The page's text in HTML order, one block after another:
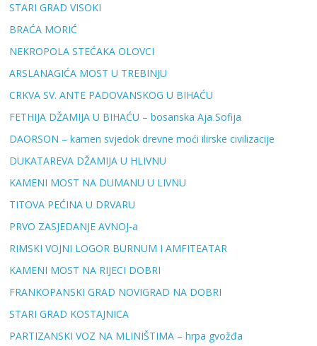
STARI GRAD VISOKI
BRAĆA MORIĆ
NEKROPOLA STEĆAKA OLOVCI
ARSLANAGIĆA MOST U TREBINJU
CRKVA SV. ANTE PADOVANSKOG U BIHAĆU
FETHIJA DŽAMIJA U BIHAĆU – bosanska Aja Sofija
DAORSON – kamen svjedok drevne moći ilirske civilizacije
DUKATAREVA DŽAMIJA U HLIVNU
KAMENI MOST NA DUMANU U LIVNU
TITOVA PEĆINA U DRVARU
PRVO ZASJEDANJE AVNOJ-a
RIMSKI VOJNI LOGOR BURNUM I AMFITEATAR
KAMENI MOST NA RIJECI DOBRI
FRANKOPANSKI GRAD NOVIGRAD NA DOBRI
STARI GRAD KOSTAJNICA
PARTIZANSKI VOZ NA MLINIŠTIMA – hrpa gvožđa